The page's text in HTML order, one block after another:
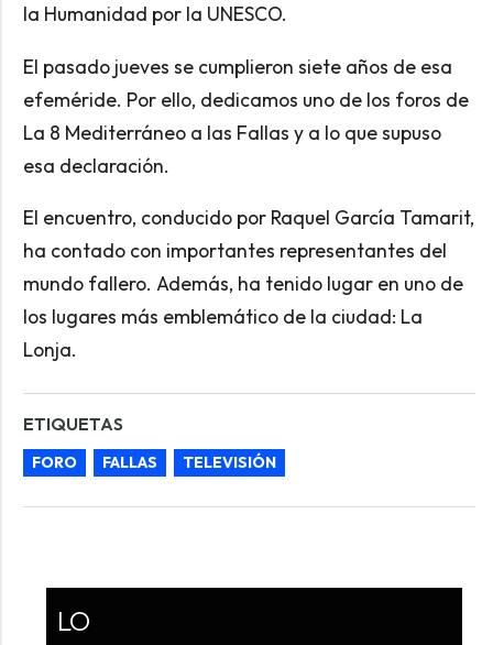
la Humanidad por la UNESCO.
El pasado jueves se cumplieron siete años de esa
efeméride. Por ello, dedicamos uno de los foros de
La 8 Mediterráneo a las Fallas y a lo que supuso
esa declaración.
El encuentro, conducido por Raquel García Tamarit,
ha contado con importantes representantes del
mundo fallero. Además, ha tenido lugar en uno de
los lugares más emblemático de la ciudad: La
Lonja.
ETIQUETAS
FORO FALLAS TELEVISIÓN
LO